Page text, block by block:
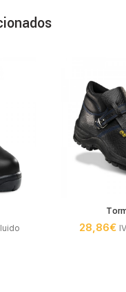
28,86€